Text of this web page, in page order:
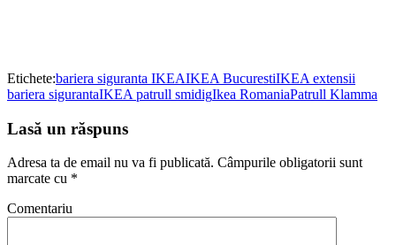
Etichete:bariera siguranta IKEAIKEA BucurestiIKEA extensii
bariera sigurantaIKEA patrull smidigIkea RomaniaPatrull Klamma
Lasă un răspuns
Adresa ta de email nu va fi publicată. Câmpurile obligatorii sunt
marcate cu *
Comentariu